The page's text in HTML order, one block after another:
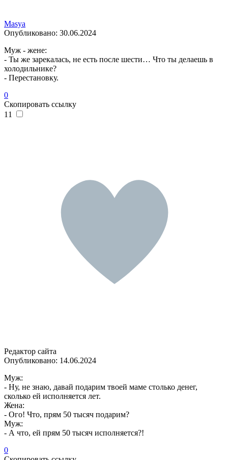
Masya
Опубликовано: 30.06.2024
Муж - жене:
- Ты же зарекалась, не есть после шести… Что ты делаешь в
холодильнике?
- Перестановку.
0
Скопировать ссылку
11
Редактор сайта
Опубликовано: 14.06.2024
Муж:
- Ну, не знаю, давай подарим твоей маме столько денег,
сколько ей исполняется лет.
Жена:
- Ого! Что, прям 50 тысяч подарим?
Муж:
- А что, ей прям 50 тысяч исполняется?!
0